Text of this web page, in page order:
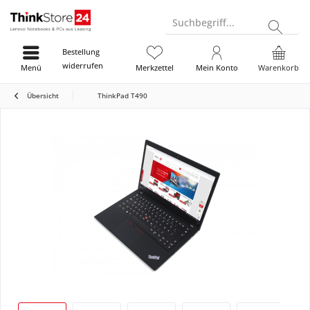
Suchbegriff...
Bestellung
widerrufen
Warenkorb
Merkzettel Mein Konto
Menü
Übersicht ThinkPad T490